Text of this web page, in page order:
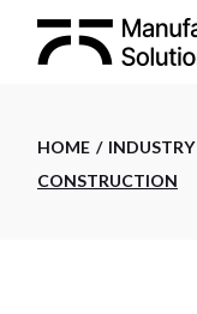
HOME INDUSTRY
CONSTRUCTION